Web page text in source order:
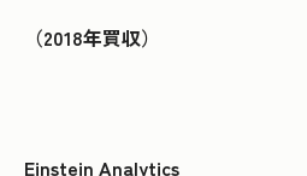
（2018年買収）
Einstein Analytics